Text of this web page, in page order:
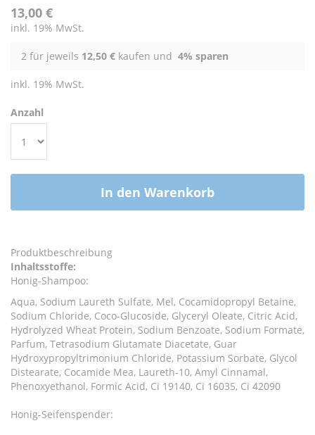
13,00 €
inkl. 19% MwSt.
2 für jeweils 12,50 € kaufen und 4% sparen
inkl. 19% MwSt.
Anzahl
In den Warenkorb
Produktbeschreibung
Inhaltsstoffe:
Honig-Shampoo:
Aqua, Sodium Laureth Sulfate, Mel, Cocamidopropyl Betaine,
Sodium Chloride, Coco-Glucoside, Glyceryl Oleate, Citric Acid,
Hydrolyzed Wheat Protein, Sodium Benzoate, Sodium Formate,
Parfum, Tetrasodium Glutamate Diacetate, Guar
Hydroxypropyltrimonium Chloride, Potassium Sorbate, Glycol
Distearate, Cocamide Mea, Laureth-10, Amyl Cinnamal,
Phenoxyethanol, Formic Acid, Ci 19140, Ci 16035, Ci 42090
Honig-Seifenspender: